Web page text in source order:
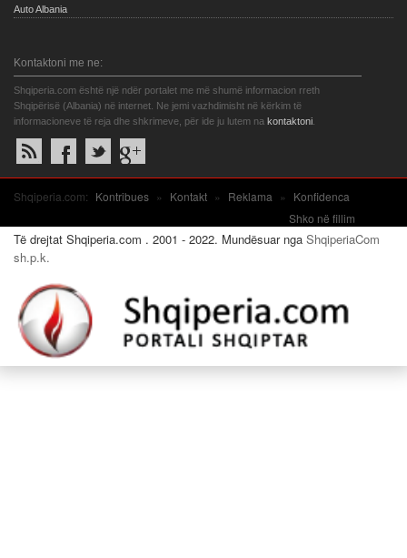
Auto Albania
Kontaktoni me ne:
Shqiperia.com është një ndër portalet me më shumë informacion rreth
Shqipërisë (Albania) në internet. Ne jemi vazhdimisht në kërkim të
informacioneve të reja dhe shkrimeve, për ide ju lutem na kontaktoni
Shqiperia.com: Kontribues » Kontakt » Reklama »
Konfidenca
Shko në fillim
Të drejtat Shqiperia.com . 2001 - 2022. Mundësuar nga ShqiperiaCom
sh.p.k.